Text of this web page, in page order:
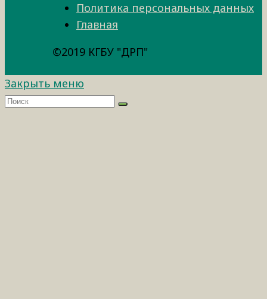
Политика персональных данных
Главная
©2019 КГБУ "ДРП"
Закрыть меню